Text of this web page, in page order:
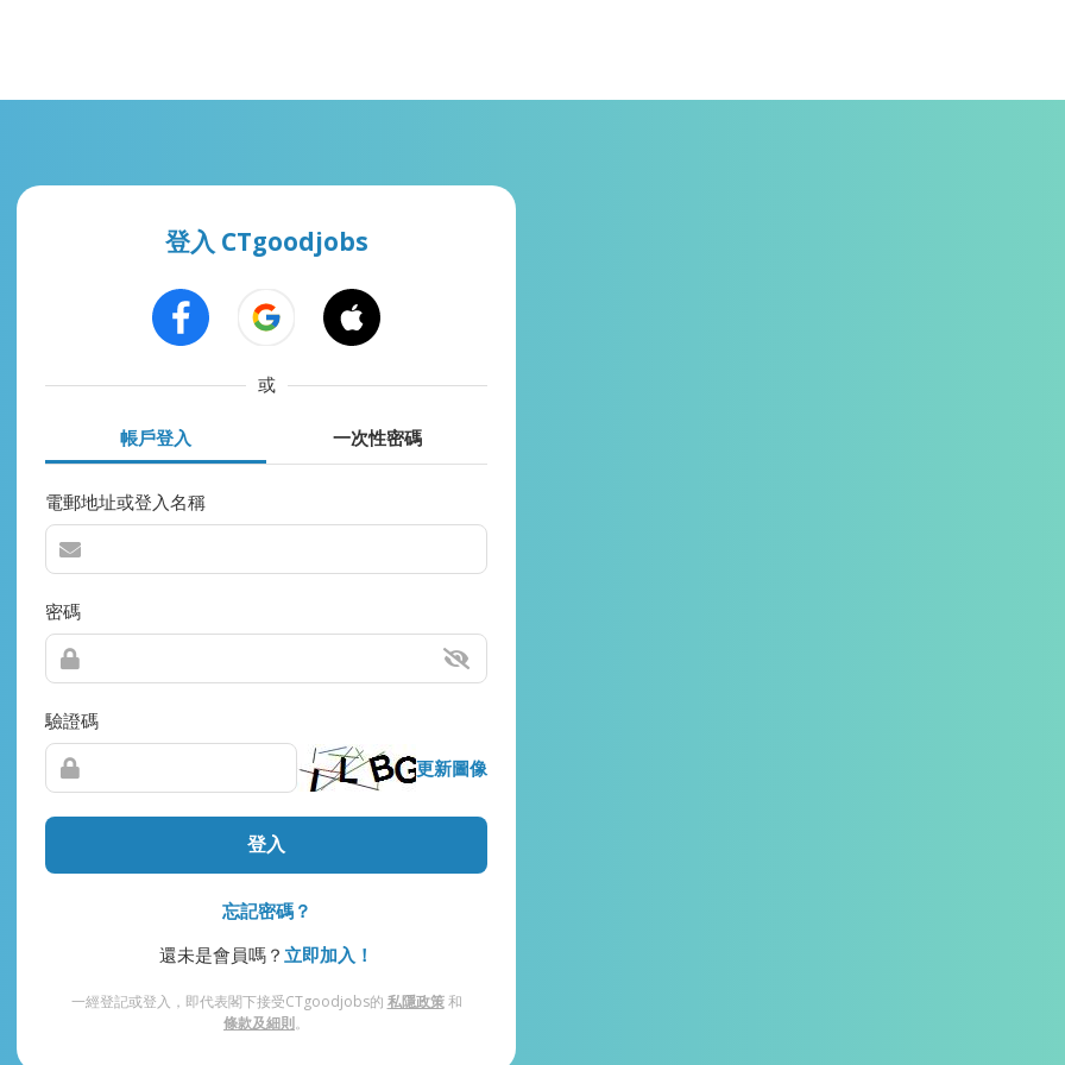
登入 CTgoodjobs
或
帳戶登入 一次性密碼
電郵地址或登入名稱
密碼
驗證碼
更新圖像
登入
忘記密碼？
還未是會員嗎？ 立即加入！
一經登記或登入，即代表閣下接受CTgoodjobs的 私隱政策和
條款及細則。